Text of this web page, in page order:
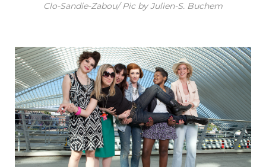
Clo-Sandie-Zabou/ Pic by Julien-S. Buchem